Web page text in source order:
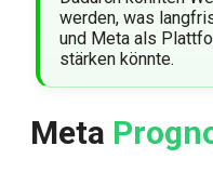
werden, was
und Meta als
stärken könnte.
Meta